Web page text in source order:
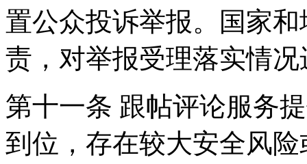
置公众投诉举报。国家
责，对举报受理落实情
第十一条 跟帖评论服务
到位，存在较大安全风